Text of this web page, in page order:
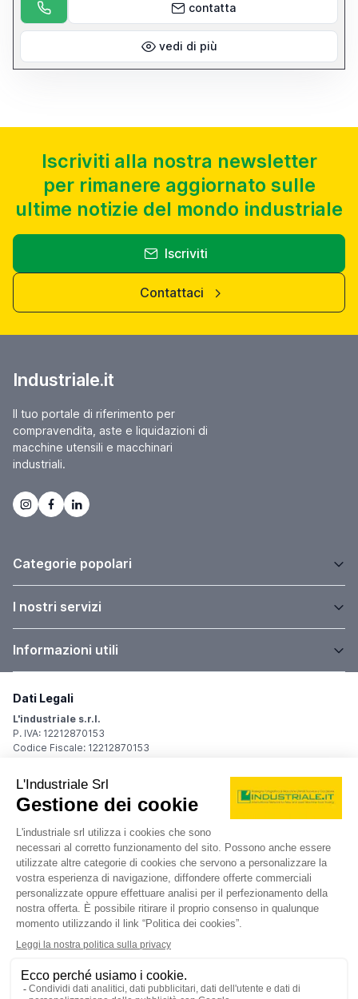
contatta
vedi di più
Iscriviti alla nostra newsletter
per rimanere aggiornato sulle
ultime notizie del mondo industriale
Iscriviti
Contattaci
Industriale.it
Il tuo portale di riferimento per
compravendita, aste e liquidazioni di
macchine utensili e macchinari
industriali.
Categorie popolari
I nostri servizi
Informazioni utili
Dati Legali
L'industriale s.r.l.
P. IVA: 12212870153
Codice Fiscale: 12212870153
Sede Legale
Via Carlo Dolci, 32
20148 Milano (MI)
Italy
Registro Imprese
Iscrizione R.I.: 12212870153
REA: MI-1539011
Capitale sociale: Euro 10.400,00 i.v.
Contatti
info@industriale.it
PEC:industriale@pec.industriale.it